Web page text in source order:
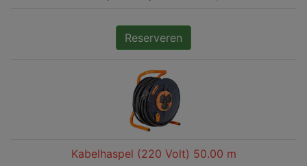
Reserveren
Kabelhaspel (220 Volt) 50.00 m